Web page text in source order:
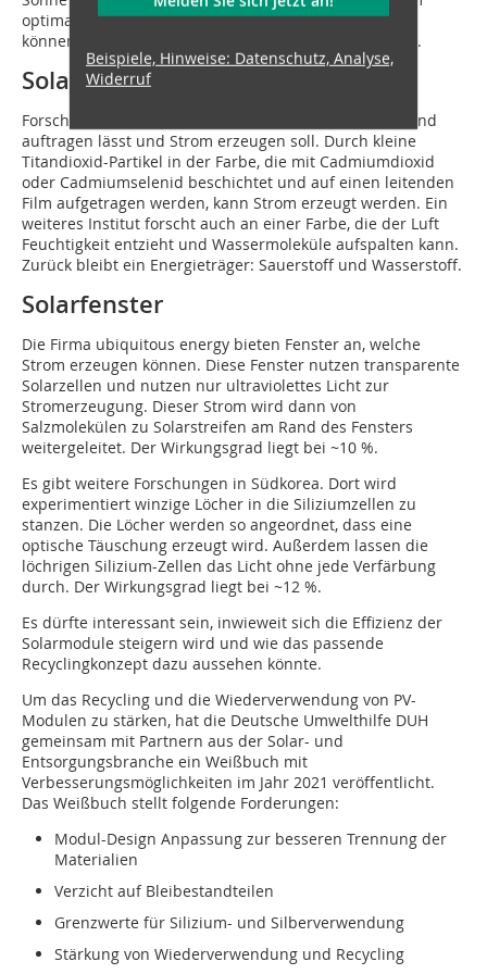
optimalen Winkel stehen und aufgenommen werden
können. Bei Unwetter schließt die Anlage automatisch.
Solarfarbe
Forscher arbeiten an einer Farbe, die sich auf eine Wand
auftragen lässt und Strom erzeugen soll. Durch kleine
Titandioxid-Partikel in der Farbe, die mit Cadmiumdioxid
oder Cadmiumselenid beschichtet und auf einen leitenden
Film aufgetragen werden, kann Strom erzeugt werden. Ein
weiteres Institut forscht auch an einer Farbe, die der Luft
Feuchtigkeit entzieht und Wassermoleküle aufspalten kann.
Zurück bleibt ein Energieträger: Sauerstoff und Wasserstoff.
Solarfenster
Die Firma ubiquitous energy bieten Fenster an, welche
Strom erzeugen können. Diese Fenster nutzen transparente
Solarzellen und nutzen nur ultraviolettes Licht zur
Stromerzeugung. Dieser Strom wird dann von
Salzmolekülen zu Solarstreifen am Rand des Fensters
weitergeleitet. Der Wirkungsgrad liegt bei ~10 %.
Es gibt weitere Forschungen in Südkorea. Dort wird
experimentiert winzige Löcher in die Siliziumzellen zu
stanzen. Die Löcher werden so angeordnet, dass eine
optische Täuschung erzeugt wird. Außerdem lassen die
löchrigen Silizium-Zellen das Licht ohne jede Verfärbung
durch. Der Wirkungsgrad liegt bei ~12 %.
Es dürfte interessant sein, inwieweit sich die Effizienz der
Solarmodule steigern wird und wie das passende
Recyclingkonzept dazu aussehen könnte.
Um das Recycling und die Wiederverwendung von PV-
Modulen zu stärken, hat die Deutsche Umwelthilfe DUH
gemeinsam mit Partnern aus der Solar- und
Entsorgungsbranche ein Weißbuch mit
Verbesserungsmöglichkeiten im Jahr 2021 veröffentlicht.
Das Weißbuch stellt folgende Forderungen:
Modul-Design Anpassung zur besseren Trennung der
Materialien
Verzicht auf Bleibestandteilen
Grenzwerte für Silizium- und Silberverwendung
Stärkung von Wiederverwendung und Recycling
Beispiele, Hinweise: Datenschutz, Analyse,
Widerruf